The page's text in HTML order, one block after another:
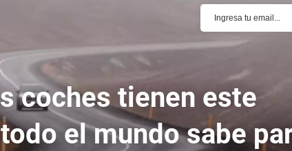
coches tienen este
el mundo sabe